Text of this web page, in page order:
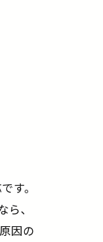
す。
、
因の